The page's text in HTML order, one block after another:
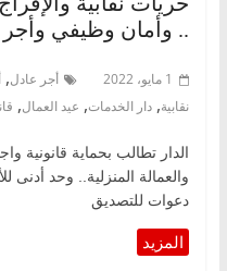
.. وأمان وظيفي
1 مايو، 2022 أجر عادل,
نقابية, دار الخدمات, عيد العمال,
الدار تطالب بحماية قانونية
والعمالة المنزلية.. وحد أدنى
دعوات للتصديق